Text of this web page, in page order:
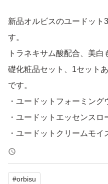
新品オルビスのユードット
す。
トラネキサム酸配合、美
礎化粧品セット、1セット
です。
・ユードットフォーミング
・ユードットエッセンスロ
・ユードットクリームモ
ーム）
#orbisu